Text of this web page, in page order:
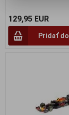
129,95 EUR
Pridať